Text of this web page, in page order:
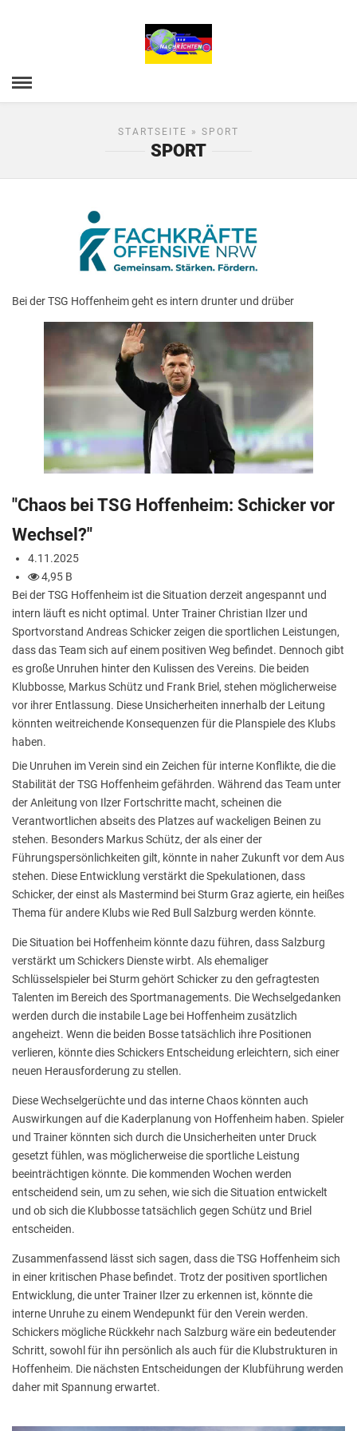
STARTSEITE » SPORT
SPORT
Bei der TSG Hoffenheim geht es intern drunter und drüber
"Chaos bei TSG Hoffenheim: Schicker vor
Wechsel?"
4.11.2025
4,95 B
Bei der TSG Hoffenheim ist die Situation derzeit angespannt und
intern läuft es nicht optimal. Unter Trainer Christian Ilzer und
Sportvorstand Andreas Schicker zeigen die sportlichen Leistungen,
dass das Team sich auf einem positiven Weg befindet. Dennoch gibt
es große Unruhen hinter den Kulissen des Vereins. Die beiden
Klubbosse, Markus Schütz und Frank Briel, stehen möglicherweise
vor ihrer Entlassung. Diese Unsicherheiten innerhalb der Leitung
könnten weitreichende Konsequenzen für die Planspiele des Klubs
haben.
Die Unruhen im Verein sind ein Zeichen für interne Konflikte, die die
Stabilität der TSG Hoffenheim gefährden. Während das Team unter
der Anleitung von Ilzer Fortschritte macht, scheinen die
Verantwortlichen abseits des Platzes auf wackeligen Beinen zu
stehen. Besonders Markus Schütz, der als einer der
Führungspersönlichkeiten gilt, könnte in naher Zukunft vor dem Aus
stehen. Diese Entwicklung verstärkt die Spekulationen, dass
Schicker, der einst als Mastermind bei Sturm Graz agierte, ein heißes
Thema für andere Klubs wie Red Bull Salzburg werden könnte.
Die Situation bei Hoffenheim könnte dazu führen, dass Salzburg
verstärkt um Schickers Dienste wirbt. Als ehemaliger
Schlüsselspieler bei Sturm gehört Schicker zu den gefragtesten
Talenten im Bereich des Sportmanagements. Die Wechselgedanken
werden durch die instabile Lage bei Hoffenheim zusätzlich
angeheizt. Wenn die beiden Bosse tatsächlich ihre Positionen
verlieren, könnte dies Schickers Entscheidung erleichtern, sich einer
neuen Herausforderung zu stellen.
Diese Wechselgerüchte und das interne Chaos könnten auch
Auswirkungen auf die Kaderplanung von Hoffenheim haben. Spieler
und Trainer könnten sich durch die Unsicherheiten unter Druck
gesetzt fühlen, was möglicherweise die sportliche Leistung
beeinträchtigen könnte. Die kommenden Wochen werden
entscheidend sein, um zu sehen, wie sich die Situation entwickelt
und ob sich die Klubbosse tatsächlich gegen Schütz und Briel
entscheiden.
Zusammenfassend lässt sich sagen, dass die TSG Hoffenheim sich
in einer kritischen Phase befindet. Trotz der positiven sportlichen
Entwicklung, die unter Trainer Ilzer zu erkennen ist, könnte die
interne Unruhe zu einem Wendepunkt für den Verein werden.
Schickers mögliche Rückkehr nach Salzburg wäre ein bedeutender
Schritt, sowohl für ihn persönlich als auch für die Klubstrukturen in
Hoffenheim. Die nächsten Entscheidungen der Klubführung werden
daher mit Spannung erwartet.